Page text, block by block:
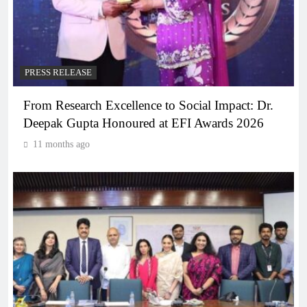
PRESS RELEASE
From Research Excellence to Social Impact: Dr.
Deepak Gupta Honoured at EFI Awards 2026
11 months ago